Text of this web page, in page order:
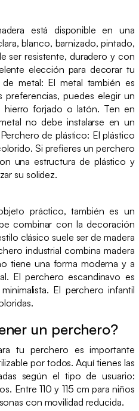
está disponible en una
blanco, barnizado, pintado,
ser resistente, duradero y con
elección para decorar tu
metal: El metal también es
puedes elegir un
hierro forjado o latón. Ten en
no debe instalarse en un
de plástico: El plástico
Si prefieres un perchero
una estructura de plástico y
su solidez.
práctico, también es un
combinar con la decoración
clásico suele ser de madera
industrial combina madera
tiene una forma moderna y a
El perchero escandinavo es
El perchero infantil
un perchero?
tu perchero es importante
por todos. Aquí tienes las
según el tipo de usuario:
Entre 110 y 115 cm para niños
con movilidad reducida.